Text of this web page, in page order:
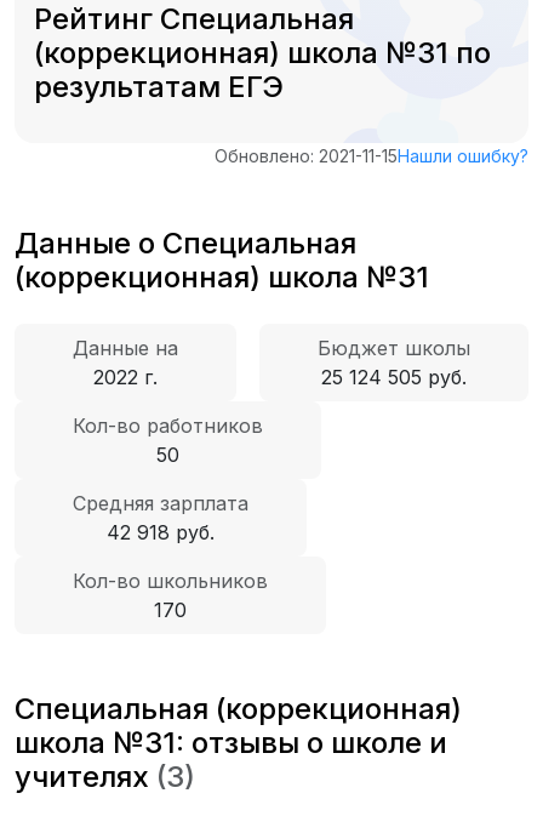
Рейтинг Специальная
(коррекционная) школа №31 по
результатам ЕГЭ
Обновлено: 2021-11-15Нашли ошибку?
Данные о Специальная
(коррекционная) школа №31
Данные на
2022 г.
Бюджет школы
25 124 505 руб.
Кол-во работников
50
Средняя зарплата
42 918 руб.
Кол-во школьников
170
Специальная (коррекционная)
школа №31: отзывы о школе и
учителях (3)